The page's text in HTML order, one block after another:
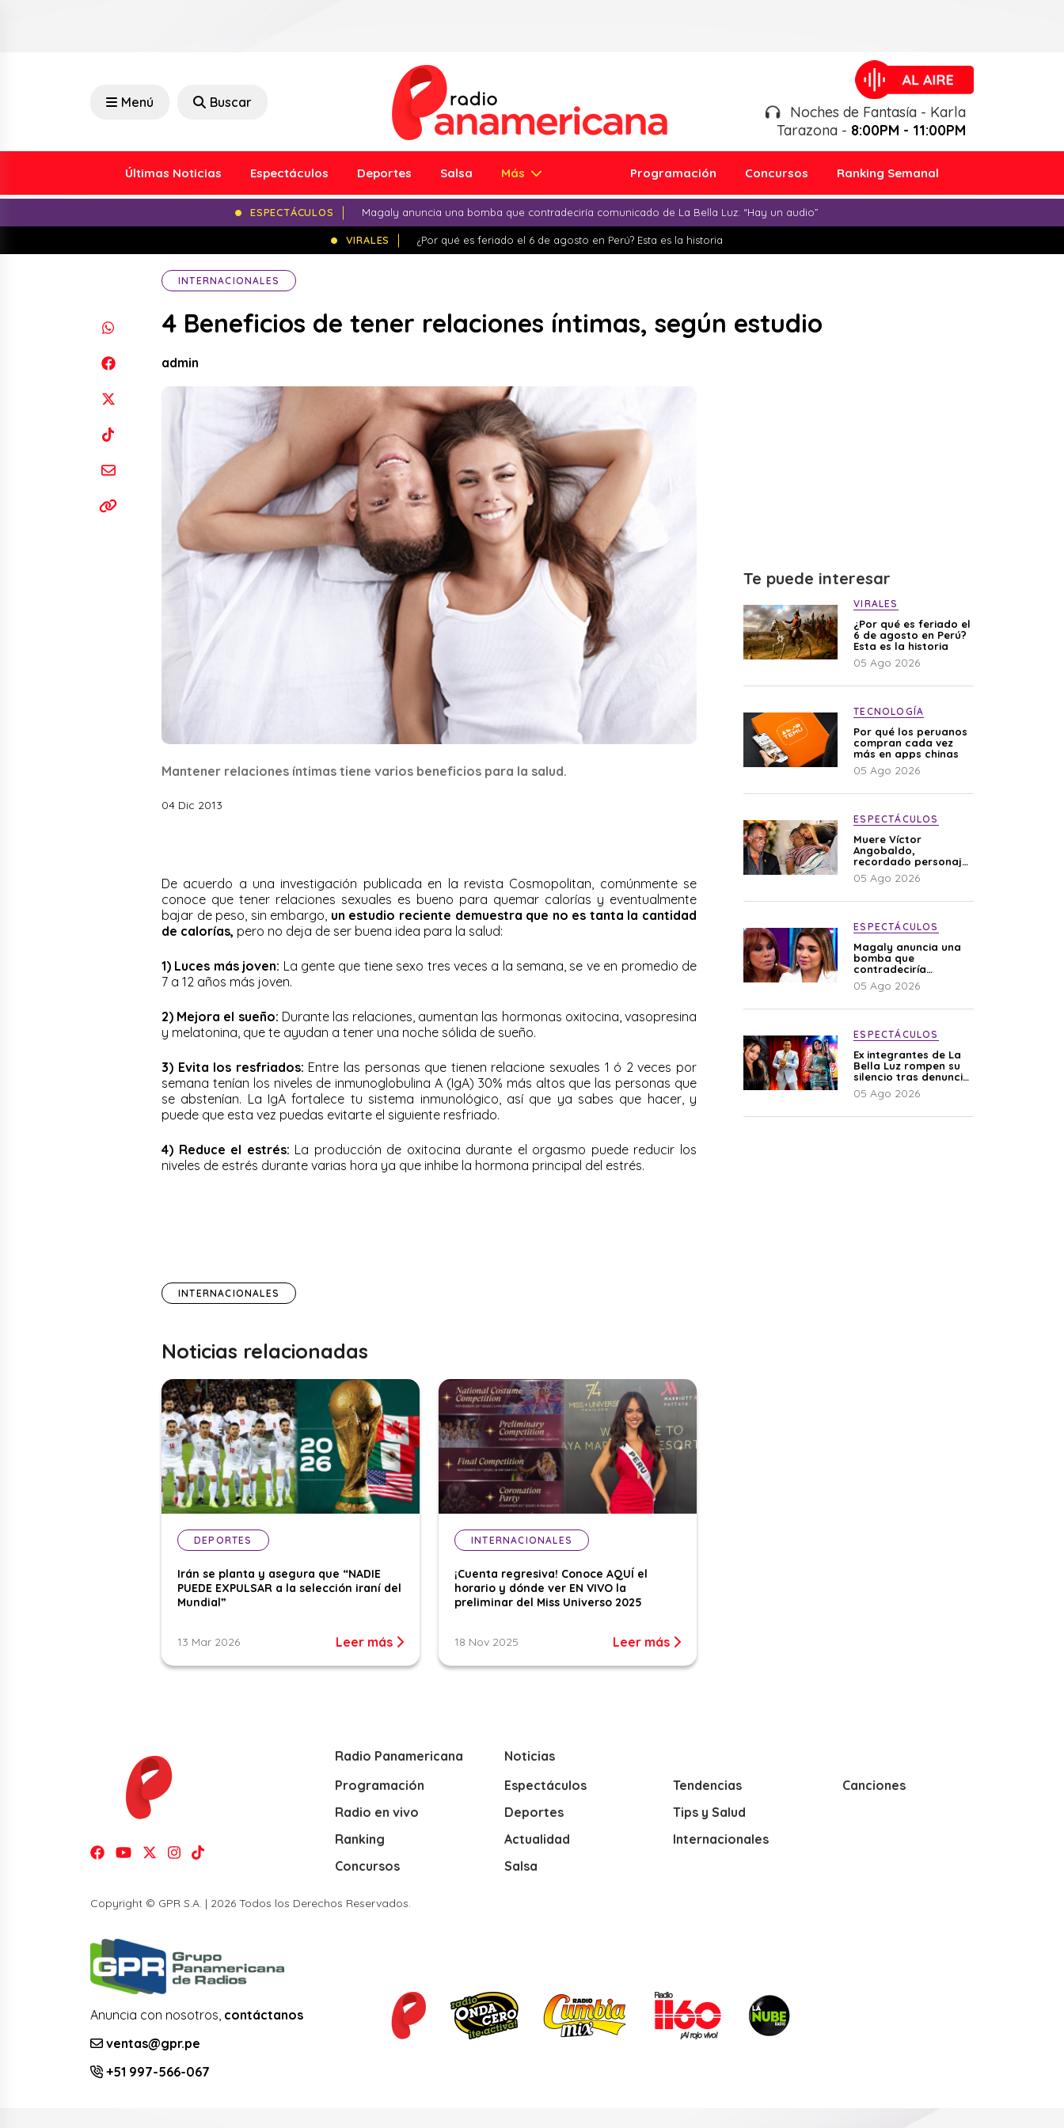
Menú Buscar
Noches de Fantasía - Karla
Tarazona - 8:00PM - 11:00PM
Últimas Noticias Espectáculos Deportes Salsa Más Programación Concursos Ranking Semanal
ESPECTÁCULOS Magaly anuncia una bomba que contradeciría comunicado de La Bella Luz: “Hay un audio”
VIRALES ¿Por qué es feriado el 6 de agosto en Perú? Esta es la historia
INTERNACIONALES
4 Beneficios de tener relaciones íntimas, según estudio
admin
Mantener relaciones íntimas tiene varios beneficios para la salud.
04 Dic 2013
De acuerdo a una investigación publicada en la revista Cosmopolitan, comúnmente se
conoce que tener relaciones sexuales es bueno para quemar calorías y eventualmente
bajar de peso, sin embargo, un estudio reciente demuestra que no es tanta la cantidad
de calorías, pero no deja de ser buena idea para la salud:
1) Luces más joven: La gente que tiene sexo tres veces a la semana, se ve en promedio de
7 a 12 años más joven.
2) Mejora el sueño: Durante las relaciones, aumentan las hormonas oxitocina, vasopresina
y melatonina, que te ayudan a tener una noche sólida de sueño.
3) Evita los resfriados: Entre las personas que tienen relacione sexuales 1 ó 2 veces por
semana tenían los niveles de inmunoglobulina A (IgA) 30% más altos que las personas que
se abstenían. La IgA fortalece tu sistema inmunológico, así que ya sabes que hacer, y
puede que esta vez puedas evitarte el siguiente resfriado.
4) Reduce el estrés: La producción de oxitocina durante el orgasmo puede reducir los
niveles de estrés durante varias hora ya que inhibe la hormona principal del estrés.
INTERNACIONALES
Noticias relacionadas
DEPORTES
Irán se planta y asegura que “NADIE
PUEDE EXPULSAR a la selección iraní del
Mundial”
13 Mar 2026 Leer más
INTERNACIONALES
¡Cuenta regresiva! Conoce AQUÍ el
horario y dónde ver EN VIVO la
preliminar del Miss Universo 2025
18 Nov 2025 Leer más
Te puede interesar
VIRALES
¿Por qué es feriado el
6 de agosto en Perú?
Esta es la historia
05 Ago 2026
TECNOLOGÍA
Por qué los peruanos
compran cada vez
más en apps chinas
05 Ago 2026
ESPECTÁCULOS
Muere Víctor
Angobaldo,
recordado personaje
de la farándula y
expareja de Shirley
05 Ago 2026
ESPECTÁCULOS
Magaly anuncia una
bomba que
contradeciría
comunicado de La
Bella Luz: “Hay un
05 Ago 2026
ESPECTÁCULOS
Ex integrantes de La
Bella Luz rompen su
silencio tras denuncia
de Naldy: “Todo el
mundo lo sabía”
05 Ago 2026
Radio Panamericana
Programación
Radio en vivo
Ranking
Concursos
Noticias
Espectáculos
Deportes
Actualidad
Salsa
Tendencias
Tips y Salud
Internacionales
Canciones
Copyright © GPR S.A. | 2026 Todos los Derechos Reservados.
Anuncia con nosotros, contáctanos
ventas@gpr.pe
+51 997-566-067